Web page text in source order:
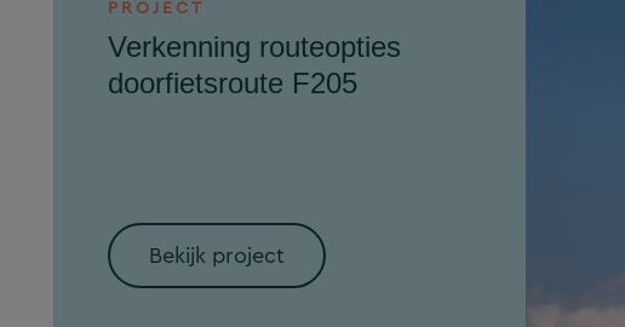
PROJECT
Verkenning routeopties
doorfietsroute F205
Bekijk project